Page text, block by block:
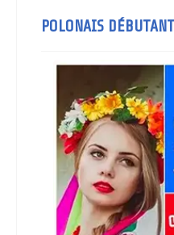
POLONAIS DÉBUTANT